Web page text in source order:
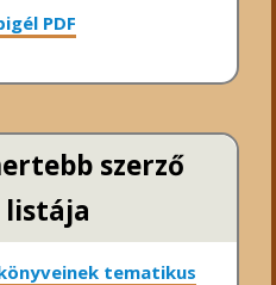
PDF
szerző
listája
tematikus